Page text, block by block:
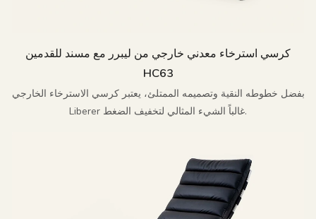
كرسي استرخاء معدني خارجي من ليبرر مع مسند للقدمين
HC63
بفضل خطوطه النقية وتصميمه الممتلئ، يعتبر كرسي الاسترخاء الخارجي
Liberer غالباً الشيء المثالي لتخفيف الضغط.